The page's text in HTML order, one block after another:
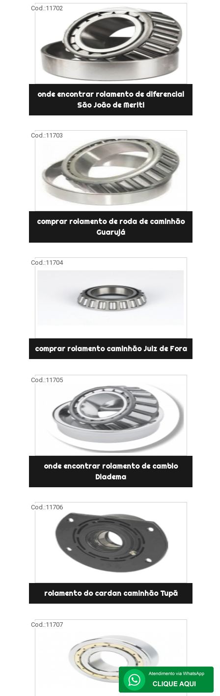
Cod.:11702
onde encontrar rolamento de diferencial
São João de Meriti
Cod.:11703
comprar rolamento de roda de caminhão
Guarujá
Cod.:11704
comprar rolamento caminhão Juiz de Fora
Cod.:11705
onde encontrar rolamento de cambio
Diadema
Cod.:11706
rolamento do cardan caminhão Tupã
Cod.:11707